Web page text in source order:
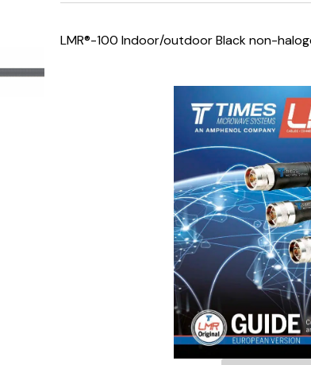
LMR®-100 Indoor/outdoor Black non-